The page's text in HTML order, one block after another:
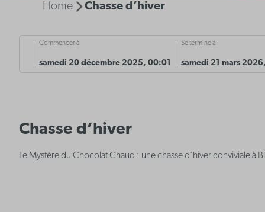
Home Chasse d’hiver
Commencer à
samedi 20 décembre 2025, 00:01
Se termine à
samedi 21 mars
Chasse d’hiver
Le Mystère du Chocolat Chaud : une chasse d’hiver conviviale